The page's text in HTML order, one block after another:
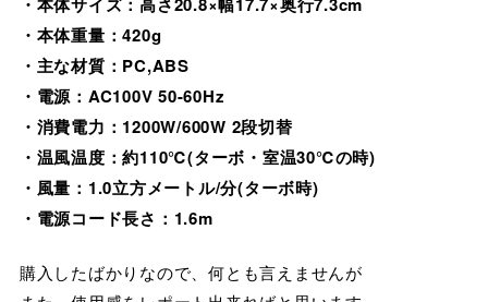
・本体重量：420g
・主な材質：PC,ABS
・電源：AC100V 50-60Hz
・消費電力：1200W/600W 2段切替
・温風温度：約110℃(ターボ・室温30℃の時)
・風量：1.0立方メートル/分(ターボ時)
・電源コード長さ：1.6m
購入したばかりなので、何とも言えませんが